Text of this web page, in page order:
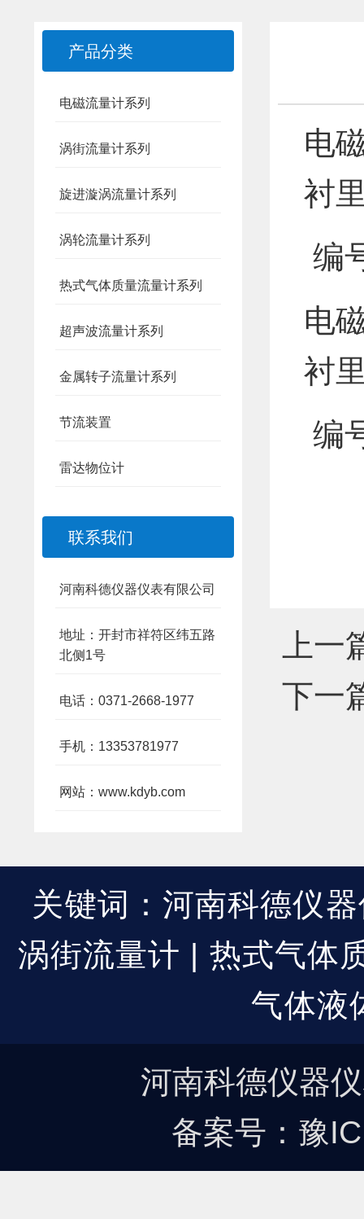
产品分类
电磁流量计系列
涡街流量计系列
旋进漩涡流量计系列
涡轮流量计系列
热式气体质量流量计系列
超声波流量计系列
金属转子流量计系列
节流装置
雷达物位计
联系我们
河南科德仪器仪表有限公司
地址：开封市祥符区纬五路
北侧1号
电话：0371-2668-1977
手机：13353781977
网站：www.kdyb.com
电
衬
编
电
衬
编
上
下一
关键词：河南科德仪
涡街流量计 | 热式气体
气体液
河南科德仪器
备案号： 豫